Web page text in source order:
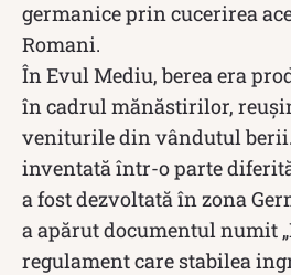
germanice prin cucerirea
Romani.
În Evul Mediu, berea era
în cadrul mănăstirilor,
veniturile din vândutul berii.
inventată într-o parte
a fost dezvoltată în zona
a apărut documentul numit
regulament care stabilea